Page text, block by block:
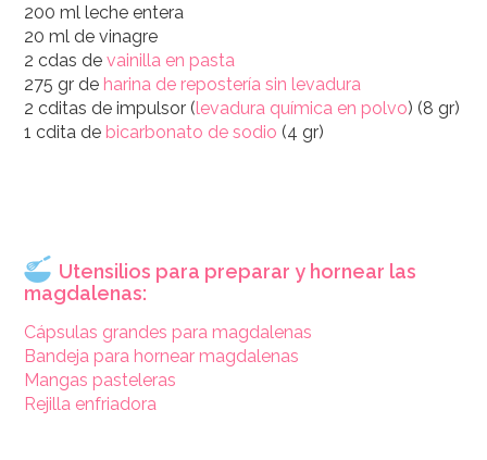
200 ml leche entera
20 ml de vinagre
2 cdas devainilla en pasta
275 gr de harina de repostería sin levadura
2 cditas de impulsor (levadura química en polvo) (8 gr)
1 cdita de bicarbonato de sodio (4 gr)
Utensilios para preparar y hornear las
magdalenas:
Cápsulas grandes para magdalenas
Bandeja para hornear magdalenas
Mangas pasteleras
Rejilla enfriadora